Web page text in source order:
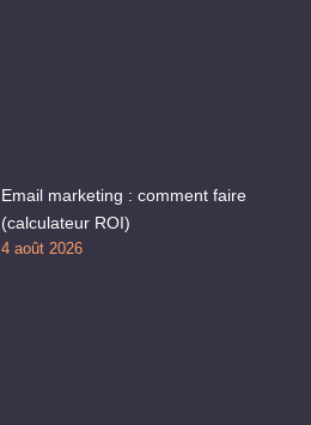
Email marketing : comment faire
(calculateur ROI)
4 août 2026